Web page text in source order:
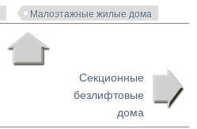
Малоэтажные жилые дома
Секционные
безлифтовые
дома